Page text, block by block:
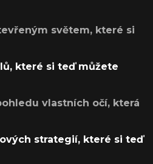
světem, které si
které si teď můžete
vlastních očí, která
strategií, které si teď